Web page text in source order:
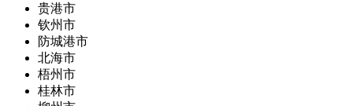
贵港市
钦州市
防城港市
北海市
梧州市
桂林市